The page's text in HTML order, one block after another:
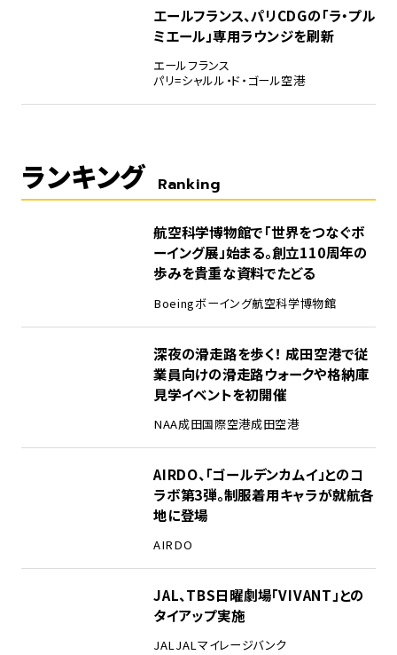
エールフランス、パリCDGの「ラ・プル
ミエール」専用ラウンジを刷新
エールフランス
パリ=シャルル・ド・ゴール空港
ランキング Ranking
航空科学博物館で「世界をつなぐボ
ーイング展」始まる。創立110周年の
歩みを貴重な資料でたどる
Boeingボーイング航空科学博物館
深夜の滑走路を歩く！ 成田空港で従
業員向けの滑走路ウォークや格納庫
見学イベントを初開催
NAA成田国際空港成田空港
AIRDO、「ゴールデンカムイ」とのコ
ラボ第3弾。制服着用キャラが就航各
地に登場
AIRDO
JAL、TBS日曜劇場「VIVANT」との
タイアップ実施
JALJALマイレージバンク